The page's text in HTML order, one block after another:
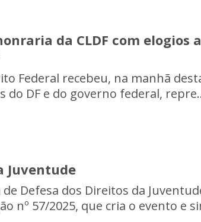
da CLDF com elogios
Federal recebeu, na manhã
DF e do governo federal,
Juventude
Defesa dos Direitos da
nº 57/2025, que cria o evento e